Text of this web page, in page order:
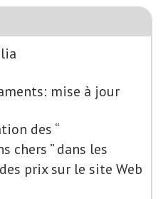
mise à jour
des “
chers ” dans les
prix sur le site Web